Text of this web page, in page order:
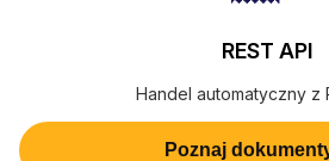
REST API
Handel automatyczny z
Poznaj